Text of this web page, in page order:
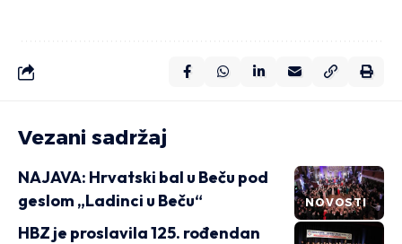
Vezani sadržaj
NOVOSTI
NAJAVA: Hrvatski bal u Beču pod
geslom „Ladinci u Beču“
HBZ je proslavila 125. rođendan